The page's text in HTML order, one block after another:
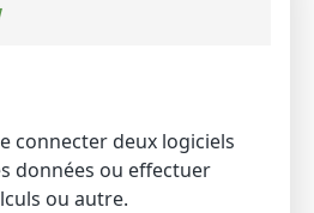
connecter deux logiciels
données ou effectuer
ou autre.